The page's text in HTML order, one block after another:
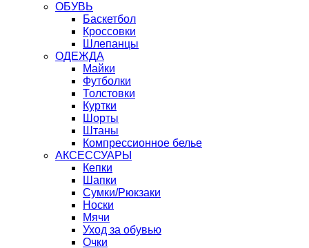
ОБУВЬ
Баскетбол
Кроссовки
Шлепанцы
ОДЕЖДА
Майки
Футболки
Толстовки
Куртки
Шорты
Штаны
Компрессионное белье
АКСЕССУАРЫ
Кепки
Шапки
Сумки/Рюкзаки
Носки
Мячи
Уход за обувью
Очки